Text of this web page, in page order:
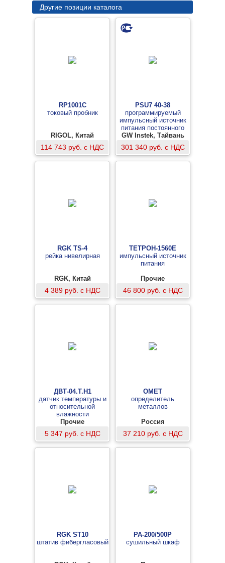
Другие позиции каталога
RP1001C
токовый пробник
RIGOL, Китай
114 743 руб. с НДС
PSU7 40-38
программируемый
импульсный источник
питания постоянного
тока
GW Instek, Тайвань
301 340 руб. с НДС
RGK TS-4
рейка нивелирная
RGK, Китай
4 389 руб. с НДС
ТЕТРОН-1560Е
импульсный источник
питания
Прочие
46 800 руб. с НДС
ДВТ-04.Т.Н1
датчик температуры и
относительной
влажности
Прочие
5 347 руб. с НДС
ОМЕТ
определитель
металлов
Россия
37 210 руб. с НДС
RGK ST10
штатив фибергласовый
PA-200/500P
сушильный шкаф